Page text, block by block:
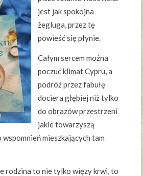
jest jak spokojna
żegluga, przez tę
powieść się płynie.
Całym sercem można
poczuć klimat Cypru, a
podróż przez fabułę
dociera głębiej niż tylko
do obrazów przestrzeni
jakie towarzyszą
mieszkających tam
rodzina to nie tylko więzy krwi, to